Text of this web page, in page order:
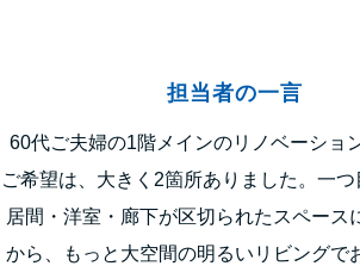
担当者の一言
60代ご夫婦の1階メインのリノベーショ
ご希望は、大きく2箇所ありました。一
居間・洋室・廊下が区切られたスペース
から、もっと大空間の明るいリビングで